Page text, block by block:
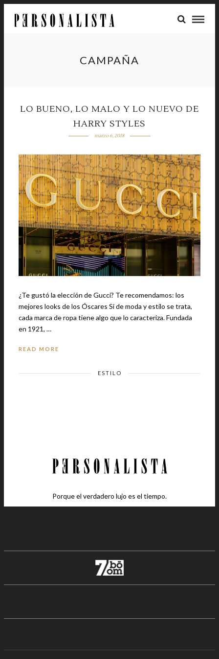
CAMPAÑA
LO BUENO, LO MALO Y LO NUEVO DE
HARRY STYLES
marzo 6, 2018
¿Te gustó la elección de Gucci? Te recomendamos: los
mejores looks de los Óscares Si de moda y estilo se trata,
cada marca de ropa tiene algo que lo caracteriza. Fundada
en 1921, …
READ MORE
ESTILO
Porque el verdadero lujo es el tiempo.